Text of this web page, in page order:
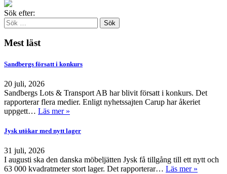
Sök efter:
Mest läst
Sandbergs försatt i konkurs
20 juli, 2026
Sandbergs Lots & Transport AB har blivit försatt i konkurs. Det
rapporterar flera medier. Enligt nyhetssajten Carup har åkeriet
uppgett… Läs mer »
Jysk utökar med nytt lager
31 juli, 2026
I augusti ska den danska möbeljätten Jysk få tillgång till ett nytt och
63 000 kvadratmeter stort lager. Det rapporterar… Läs mer »